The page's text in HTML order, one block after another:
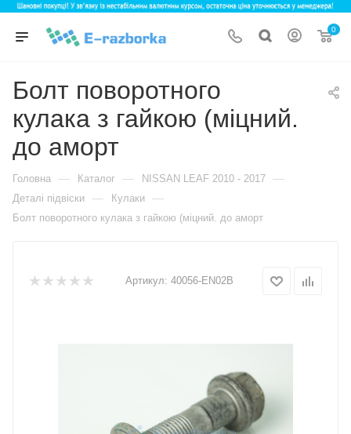
0
Болт поворотного
кулака з гайкою (міцний.
до аморт
Головна — Каталог — NISSAN LEAF 2010 - 2017 —
Деталі підвіски — Кулаки —
Болт поворотного кулака з гайкою (міцний. до аморт
Артикул: 40056-EN02B